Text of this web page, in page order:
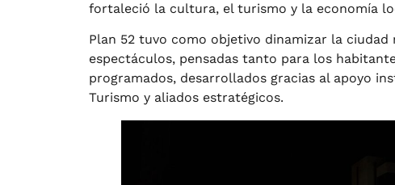
fortaleció la cultura, el turismo y la economía
Plan 52 tuvo como objetivo dinamizar la
espectáculos, pensadas tanto para los
programados, desarrollados gracias al apoyo
Turismo y aliados estratégicos.